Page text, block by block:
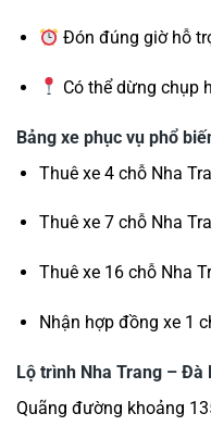
Đón đúng giờ hỗ
Có thể dừng chụp
Bảng xe phục vụ phổ
Thuê xe 4 chỗ Nha
Thuê xe 7 chỗ Nha
Thuê xe 16 chỗ Nha
Nhận hợp đồng xe 1
Lộ trình Nha Trang – Đà
Quãng đường khoảng